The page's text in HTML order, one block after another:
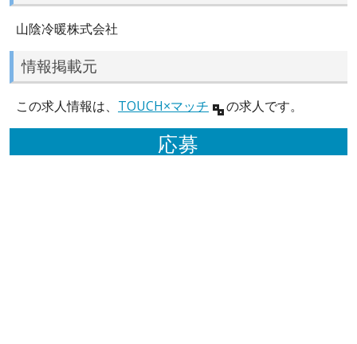
山陰冷暖株式会社
情報掲載元
この求人情報は、 TOUCH×マッチ の求人です。
応募